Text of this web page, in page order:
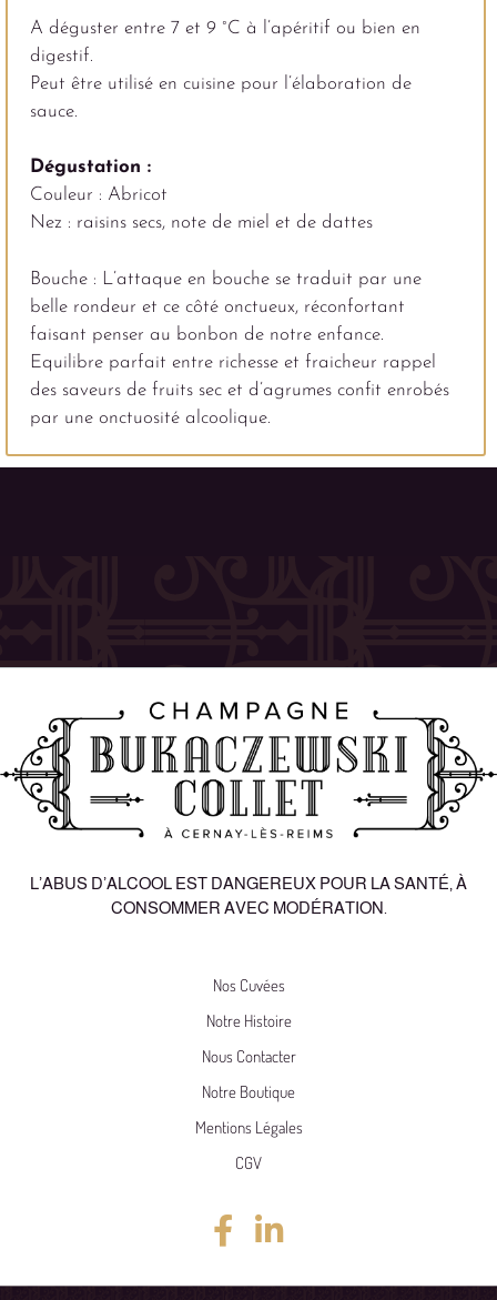
A déguster entre 7 et 9 °C à l’apéritif ou bien en
digestif.
Peut être utilisé en cuisine pour l’élaboration de
sauce.
Dégustation :
Couleur : Abricot
Nez : raisins secs, note de miel et de dattes
Bouche : L’attaque en bouche se traduit par une
belle rondeur et ce côté onctueux, réconfortant
faisant penser au bonbon de notre enfance.
Equilibre parfait entre richesse et fraicheur rappel
des saveurs de fruits sec et d’agrumes confit enrobés
par une onctuosité alcoolique.
L’ABUS D’ALCOOL EST DANGEREUX POUR LA SANTÉ, À
CONSOMMER AVEC MODÉRATION.
Nos Cuvées
Notre Histoire
Nous Contacter
Notre Boutique
Mentions Légales
CGV